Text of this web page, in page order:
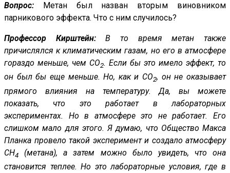
Вопрос: Метан был назван вторым виновником
парникового эффекта. Что с ним случилось?
Профессор Кирштейн:
В то время метан также
причислялся к климатическим газам, но его в атмосфере
гораздо меньше, чем CO2. Если бы это имело эффект, то
он был бы еще меньше. Но, как и CO2, он не оказывает
прямого влияния на температуру. Да, вы можете
показать, что это работает в лабораторных
экспериментах. Но в атмосфере это не работает. Его
слишком мало для этого. Я думаю, что Общество Макса
Планка провело такой эксперимент и создало атмосферу
CH4
(метана), а затем можно было увидеть, что она
становится теплее. Но это лабораторные условия, где в